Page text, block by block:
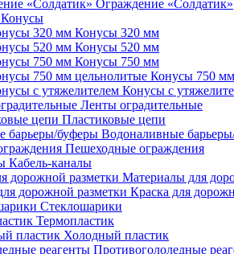
Ограждение «Солдатик»
Конусы
Конусы 320 мм
Конусы 520 мм
Конусы 750 мм
Конусы 750
Конусы с
Ленты оградительные
Пластиковые цепи
Водоналивные
Пешеходные ограждения
Кабель-каналы
Материалы для
Краска для
Стеклошарики
Термопластик
Холодный пластик
Противогололедные